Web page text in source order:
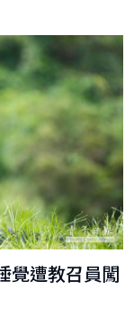
覺遭教召員闖